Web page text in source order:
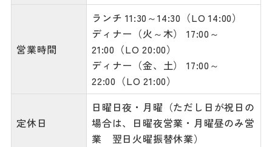
営業時間
ランチ 11:30～14:30（LO 14:00）
ディナー（火～木） 17:00～
21:00（LO 20:00）
ディナー（金、土） 17:00～
22:00（LO 21:00）
定休日
日曜日夜・月曜（ただし日が祝日の
場合は、日曜夜営業・月曜昼のみ営
業 翌日火曜振替休業）